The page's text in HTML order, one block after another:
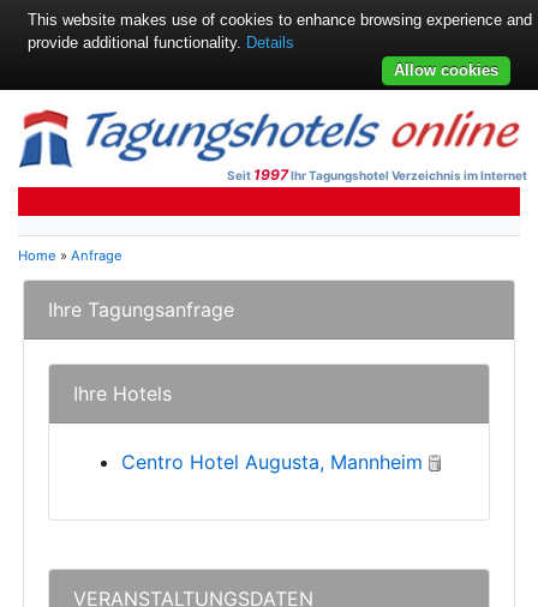
Seit 1997Ihr Tagungshotel Verzeichnis im Internet
Home » Anfrage
Ihre Tagungsanfrage
Ihre Hotels
Centro Hotel Augusta, Mannheim
VERANSTALTUNGSDATEN
This website makes use of cookies to enhance browsing experience and
provide additional functionality. Details
Allow cookies